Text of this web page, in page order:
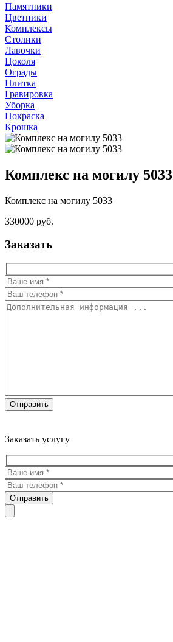
Памятники
Цветники
Комплексы
Столики
Лавочки
Цоколя
Ограды
Плитка
Гравировка
Уборка
Покраска
Крошка
Комплекс на могилу 5033
Комплекс на могилу 5033
330000 руб.
Заказать
Заказать услугу